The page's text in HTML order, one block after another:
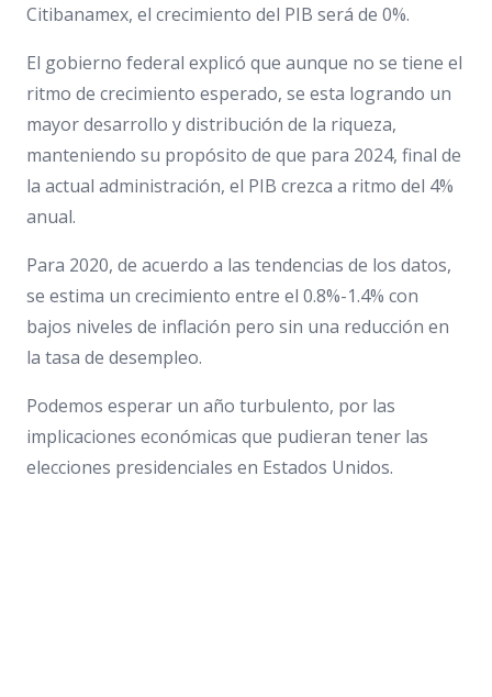
Citibanamex, el crecimiento del PIB será de 0%.
El gobierno federal explicó que aunque no se tiene el
ritmo de crecimiento esperado, se esta logrando un
mayor desarrollo y distribución de la riqueza,
manteniendo su propósito de que para 2024, final de
la actual administración, el PIB crezca a ritmo del 4%
anual.
Para 2020, de acuerdo a las tendencias de los datos,
se estima un crecimiento entre el 0.8%-1.4% con
bajos niveles de inflación pero sin una reducción en
la tasa de desempleo.
Podemos esperar un año turbulento, por las
implicaciones económicas que pudieran tener las
elecciones presidenciales en Estados Unidos.